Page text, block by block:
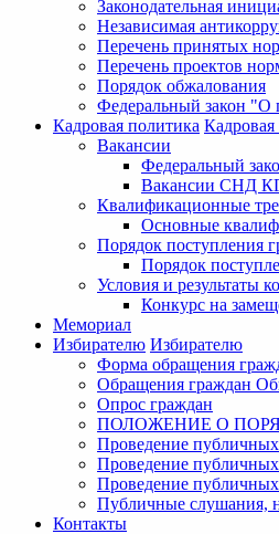
Законодательная
Независимая
Перечень принятых
Перечень проектов
Порядок обжалования
Федеральный закон "О
Кадровая политика Кадровая
Вакансии
Федеральный
Вакансии СНД
Квалификационные
Основные
Порядок поступления
Порядок
Условия и результаты
Конкурс на
Мемориал
Избирателю Избирателю
Форма обращения
Обращения граждан
Опрос граждан
ПОЛОЖЕНИЕ О
Проведение
Проведение
Проведение
Публичные слушания,
Контакты